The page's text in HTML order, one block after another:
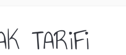
TARiFi